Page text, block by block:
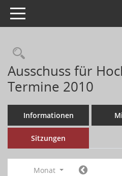
Toggle navigation
Ausschuss für
Termine 2010
Informationen
Sitzungen
Monat